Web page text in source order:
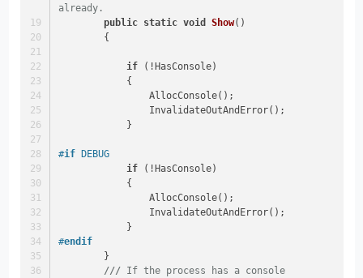
already.
public static void Show()
        {
if (!HasConsole)
            {
                AllocConsole();
                InvalidateOutAndError();
            }
#if DEBUG
if (!HasConsole)
            {
                AllocConsole();
                InvalidateOutAndError();
            }
#endif
        }
/// If the process has a console